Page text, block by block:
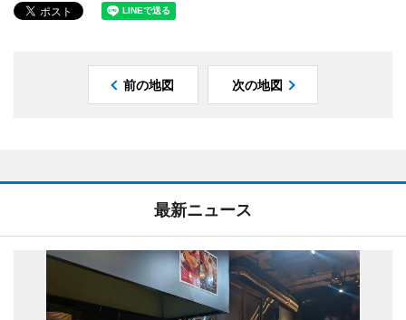
前の地図 次の地図
最新ニュース